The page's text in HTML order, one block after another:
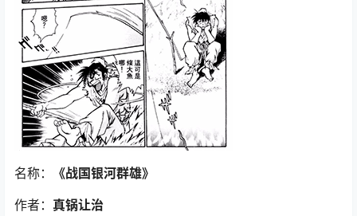
名称：
《战国银河群雄》
作者： 真锅让治